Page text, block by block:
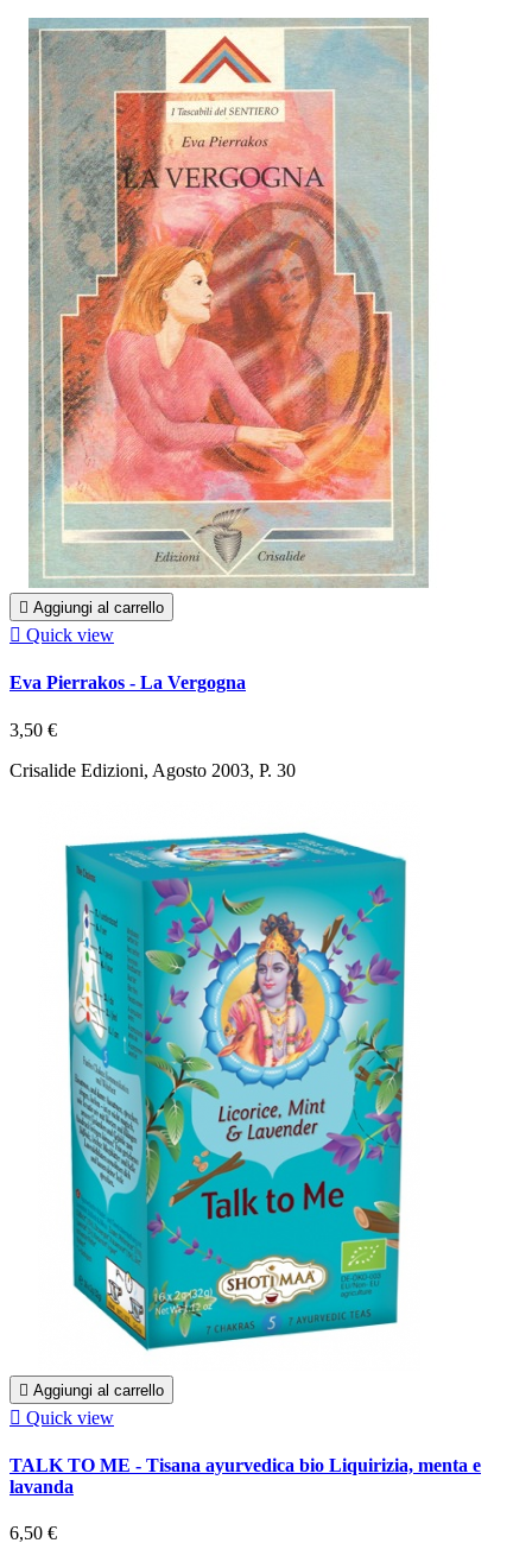
 Aggiungi al carrello
 Quick view
Eva Pierrakos - La Vergogna
3,50 €
Crisalide Edizioni, Agosto 2003, P. 30
 Aggiungi al carrello
 Quick view
TALK TO ME - Tisana ayurvedica bio Liquirizia, menta e
lavanda
6,50 €